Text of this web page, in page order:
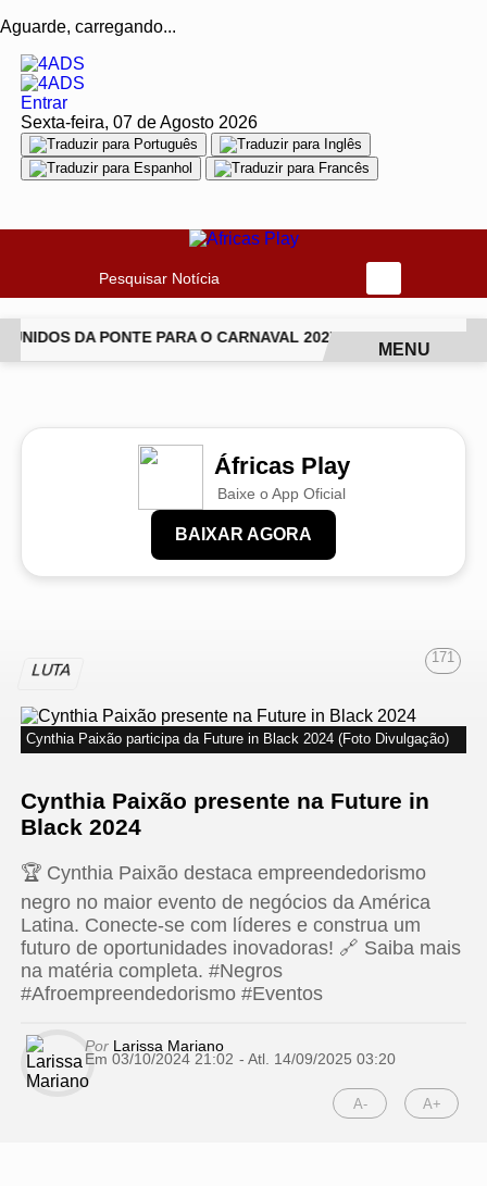
Aguarde, carregando...
Entrar
Sexta-feira, 07 de Agosto 2026
Pesquisar Notícia
DA PONTE PARA O CARNAVAL 2027 VAI-VAI ABRE
MENU
Áfricas Play
Baixe o App Oficial
BAIXAR AGORA
LUTA
171
Cynthia Paixão participa da Future in Black 2024 (Foto Divulgação)
Cynthia Paixão presente na Future in
Black 2024
🏆 Cynthia Paixão destaca empreendedorismo
negro no maior evento de negócios da América
Latina. Conecte-se com líderes e construa um
futuro de oportunidades inovadoras! 🔗 Saiba mais
na matéria completa. #Negros
#Afroempreendedorismo #Eventos
Por Larissa Mariano
Em 03/10/2024 21:02 - Atl. 14/09/2025 03:20
A- A+